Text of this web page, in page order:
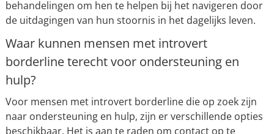
behandelingen om hen te helpen bij het navigeren door
de uitdagingen van hun stoornis in het dagelijks leven.
Waar kunnen mensen met introvert
borderline terecht voor ondersteuning en
hulp?
Voor mensen met introvert borderline die op zoek zijn
naar ondersteuning en hulp, zijn er verschillende opties
beschikbaar. Het is aan te raden om contact op te